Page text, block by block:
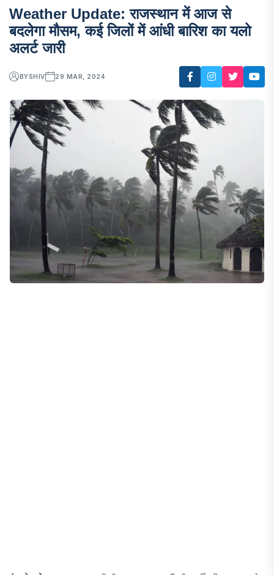
Weather Update: राजस्थान में आज से
बदलेगा मौसम, कई जिलों में आंधी बारिश का यलो
अलर्ट जारी
BYSHIV 29 MAR, 2024